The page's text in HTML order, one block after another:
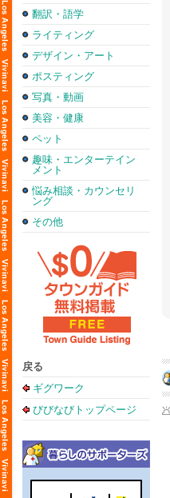
翻訳・語学
ライティング
デザイン・アート
ポスティング
写真・動画
美容・健康
ペット
趣味・エンターテイン
メント
悩み相談・カウンセリ
ング
その他
戻る
ギグワーク
びびなびトップページ